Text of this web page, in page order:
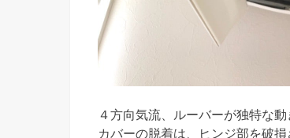
４方向気流、ルーバーが独特な動
カバーの脱着は、ヒンジ部を破